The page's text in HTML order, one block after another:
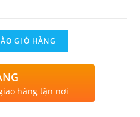
GIỎ HÀNG
hàng tận nơi